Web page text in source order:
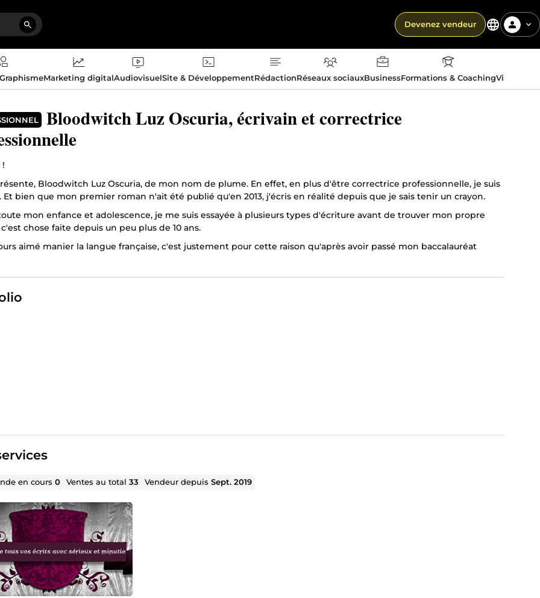
Devenez vendeur
Marketing digitalAudiovisuelSite & DéveloppementRédactionRéseaux sociauxBusinessFormations & CoachingVie
Bloodwitch Luz Oscuria, écrivain et correctrice
Bloodwitch Luz Oscuria, de mon nom de plume. En effet, en plus d'être correctrice professionnelle, je suis
Et bien que mon premier roman n'ait été publié qu'en 2013, j'écris en réalité depuis que je sais tenir un crayon.
mon enfance et adolescence, je me suis essayée à plusieurs types d'écriture avant de trouver mon propre
chose faite depuis un peu plus de 10 ans.
aimé manier la langue française, c'est justement pour cette raison qu'après avoir passé mon baccalauréat
si je suis aujourd'hui loin de ces études à cause du temps qui passe, j'estime que mon apprentissage ne sera
terminé. Ainsi, il m'arrive régulièrement de vérifier une orthographe ou une règle grammaticale,
décrire les points forts de mon caractère qui me servent dans le métier de correctrice professionnelle,
mon adaptabilité, ma patience et ma persévérance. Si vous êtes à la recherche d'une personne soucieuse de
textes avec un maximum de sérieux, et qui n'hésitera pas à vous proposer plusieurs versions pour les phrases
des dictionnaires.
en cours0 Ventes au total33 Vendeur depuisSept. 2019